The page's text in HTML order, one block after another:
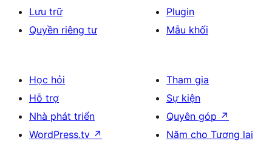
Lưu trữ
Quyền riêng tư
Plugin
Mẫu khối
Học hỏi
Hỗ trợ
Nhà phát triển
WordPress.tv ↗
Tham gia
Sự kiện
Quyên góp ↗
Năm cho Tương lai